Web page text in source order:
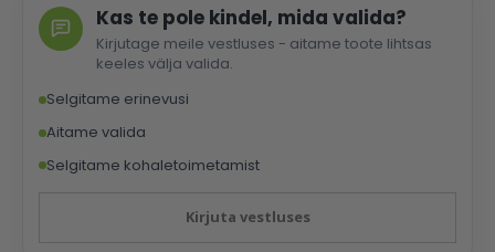
Kas te pole kindel, mida valida?
Kirjutage meile vestluses - aitame toote lihtsas
keeles välja valida.
Selgitame erinevusi
Aitame valida
Selgitame kohaletoimetamist
Kirjuta vestluses